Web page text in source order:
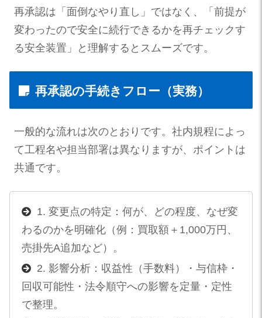
再承認は「面倒なやり直し」ではなく、「前提が
変わったので安全に続行できるかを再チェックす
る安全装置」と理解するとスムーズです。
再承認の手続きフロー（実務）
一般的な流れは次のとおりです。社内規程によっ
て工程名や担当部署は異なりますが、ポイントは
共通です。
1. 変更点の特定：何が、どの程度、なぜ変
わるのかを明確化（例：買取額＋1,000万円、
売掛先A追加など）。
2. 影響分析：収益性（手数料）・与信枠・
回収可能性・法令順守への影響を定量・定性
で整理。